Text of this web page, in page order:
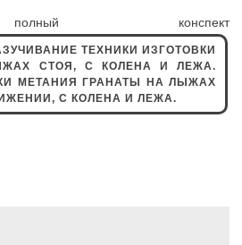
конспект
ТЕХНИКИ ИЗГОТОВКИ
СТОЯ, С КОЛЕНА И ЛЕЖА.
МЕТАНИЯ ГРАНАТЫ НА ЛЫЖАХ
С КОЛЕНА И ЛЕЖА.